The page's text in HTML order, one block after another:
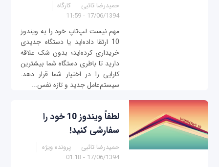
حمیدرضا تائبی
کارگاه
17/06/1394 - 11:59
مهم نیست لپ‌تاپ خود را به ویندوز
10 ارتقا داده‌اید یا دستگاه جدیدی
خریداری کرده‌اید؛ بدون شک علاقه
دارید تا باطری دستگاه شما بیشترین
کارایی را در اختیار شما قرار دهد.
سیستم‌عامل جدید و تازه نفس...
لطفاً ویندوز 10 خود را
سفارشی کنید!
حمیدرضا تائبی
پرونده ویژه
17/06/1394 - 01:18